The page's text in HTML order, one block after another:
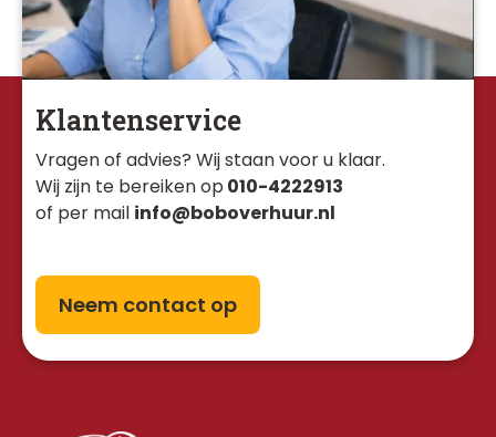
Klantenservice
Vragen of advies? Wij staan voor u klaar.
Wij zijn te bereiken op 010-4222913
of per mail info@boboverhuur.nl
Neem contact op